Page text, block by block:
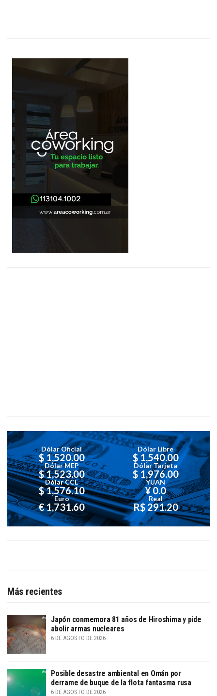
Dólar Oficial
$ 1,520.00
Dólar Libre
$ 1,540.00
Dólar MEP
$ 1,523.00
Dólar Tarjeta
$ 1,976.00
Dólar CCL
$ 1,576.10
YUAN
¥ 0.0
Euro
€ 1,731.60
Real
R$ 291.20
Más recientes
Japón conmemora 81 años de Hiroshima y pide
abolir armas nucleares
6 DE AGOSTO DE 2026
Posible desastre ambiental en Omán por
derrame de buque de la flota fantasma rusa
6 DE AGOSTO DE 2026